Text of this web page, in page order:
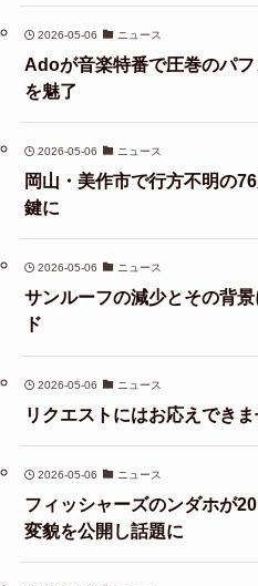
2026-05-06 ニュース
Adoが音楽特番で圧巻のパ
を魅了
2026-05-06 ニュース
岡山・美作市で行方不明の
鍵に
2026-05-06 ニュース
サンルーフの減少とその背
ド
2026-05-06 ニュース
リクエストにはお応えできま
2026-05-06 ニュース
フィッシャーズのンダホが
変貌を公開し話題に